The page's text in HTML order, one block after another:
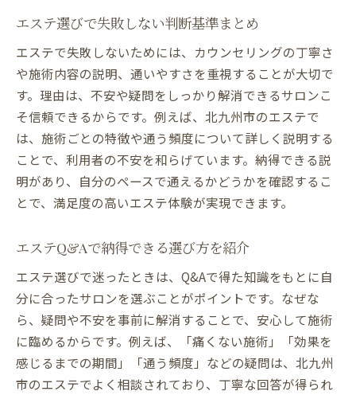
エステ選びで失敗しない判断基準まとめ
エステで失敗しないためには、カウンセリングの丁寧さ
や施術内容の説明、通いやすさを重視することが大切で
す。理由は、不安や疑問をしっかり解消できるサロンこ
そ信頼できるからです。例えば、北九州市のエステで
は、施術ごとの特徴や通う頻度について詳しく説明する
ことで、利用者の不安を和らげています。納得できる説
明があり、自分のペースで通えるかどうかを確認するこ
とで、満足度の高いエステ体験が実現できます。
エステQ&Aで納得できる選び方を紹介
エステ選びで迷ったときは、Q&Aで得た知識をもとに自
分に合ったサロンを選ぶことがポイントです。なぜな
ら、疑問や不安を事前に解消することで、安心して施術
に臨めるからです。例えば、「痛くない施術」「効果を
感じるまでの期間」「通う頻度」などの疑問は、北九州
市のエステでよく相談されており、丁寧な回答が得られ